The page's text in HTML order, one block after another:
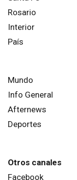
Rosario
Interior
País
Mundo
Info General
Afternews
Deportes
Otros canales
Facebook